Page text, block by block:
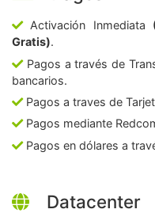
Activación Inmediata
Gratis).
Pagos a través de
bancarios.
Pagos a traves de
Pagos mediante
Pagos en dólares a
Datacenter